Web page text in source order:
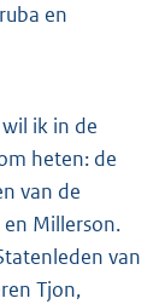
en
ik in de
heten: de
van de
en Millerson.
van
Tjon,